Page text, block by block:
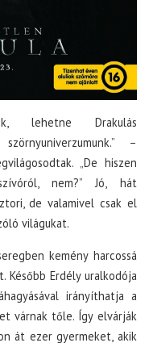
lehetne Drakulás
–
„De hiszen
nem?” Jó, hát
de valamivel csak el
világukat.
kemény harcossá
Erdély uralkodója
irányíthatja a
várnak tőle. Így elvárják
át ezer gyermeket, akik